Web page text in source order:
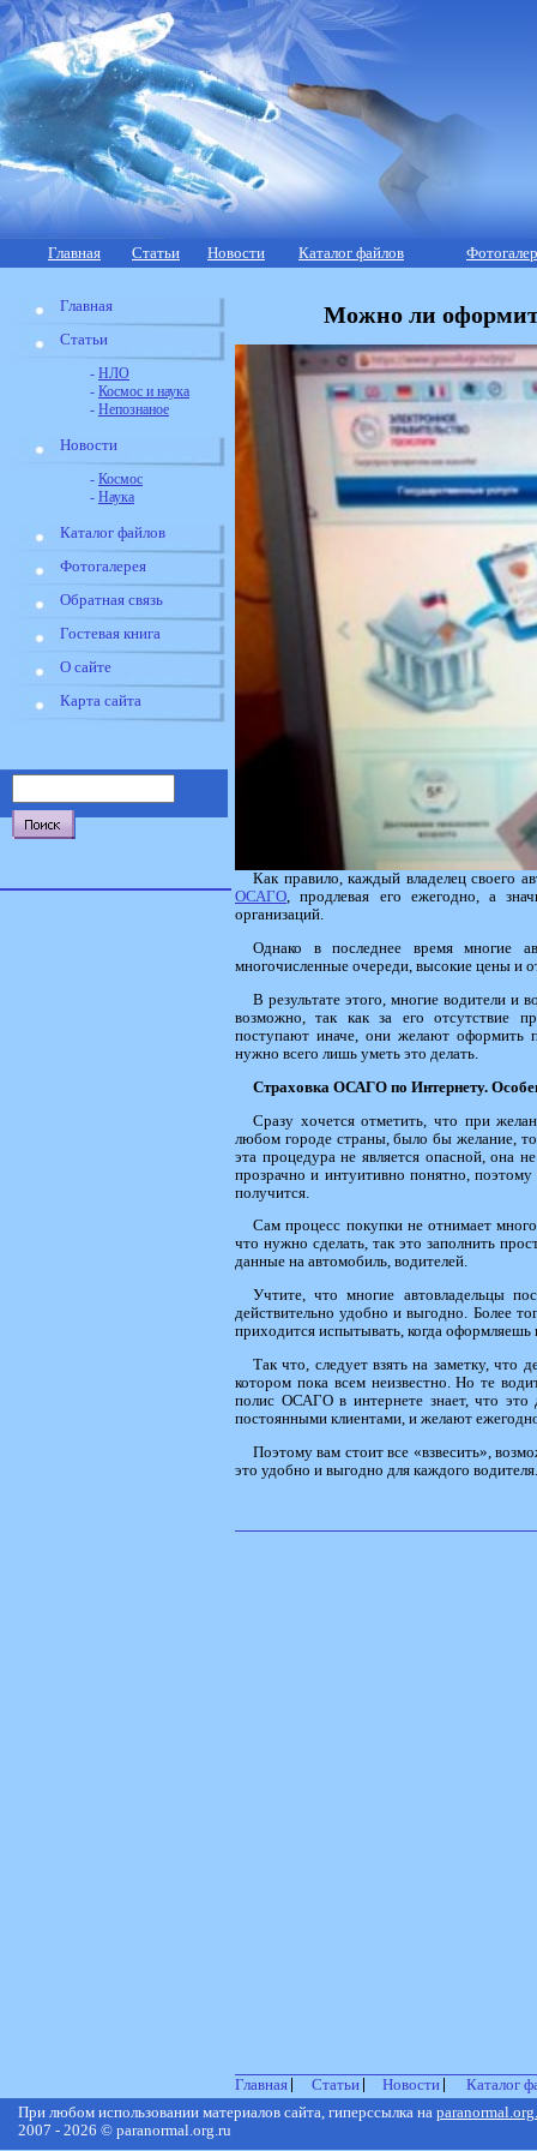
Главная Статьи Новости Каталог файлов
Главная
Статьи
- НЛО
- Космос и наука
- Непознаное
Новости
- Космос
- Наука
Каталог файлов
Фотогалерея
Обратная связь
Гостевая книга
О сайте
Карта сайта
Можно ли
Как правило, каждый владелец своего
ОСАГО, продлевая его ежегодно, а
организаций.
Однако в последнее время многие
многочисленные очереди, высокие цены и
В результате этого, многие водители и
возможно, так как за его отсутствие
поступают иначе, они желают оформить
нужно всего лишь уметь это делать.
Страховка ОСАГО по Интернету.
Сразу хочется отметить, что при
любом городе страны, было бы желание,
эта процедура не является опасной, она
прозрачно и интуитивно понятно, поэтому
получится.
Сам процесс покупки не отнимает
что нужно сделать, так это заполнить
данные на автомобиль, водителей.
Учтите, что многие автовладельцы
действительно удобно и выгодно. Более
приходится испытывать, когда
Так что, следует взять на заметку, что
котором пока всем неизвестно. Но те
полис ОСАГО в интернете знает, что это
постоянными клиентами, и желают
Поэтому вам стоит все «взвесить»,
это удобно и выгодно для каждого водителя.
Главная Статьи Новости
Каталог
При любом использовании материалов сайта, гиперссылка на
2007 - 2026 © paranormal.org.ru